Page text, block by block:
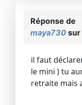
Réponse de
maya730 sur
il faut
le mini ) tu
retraite mais